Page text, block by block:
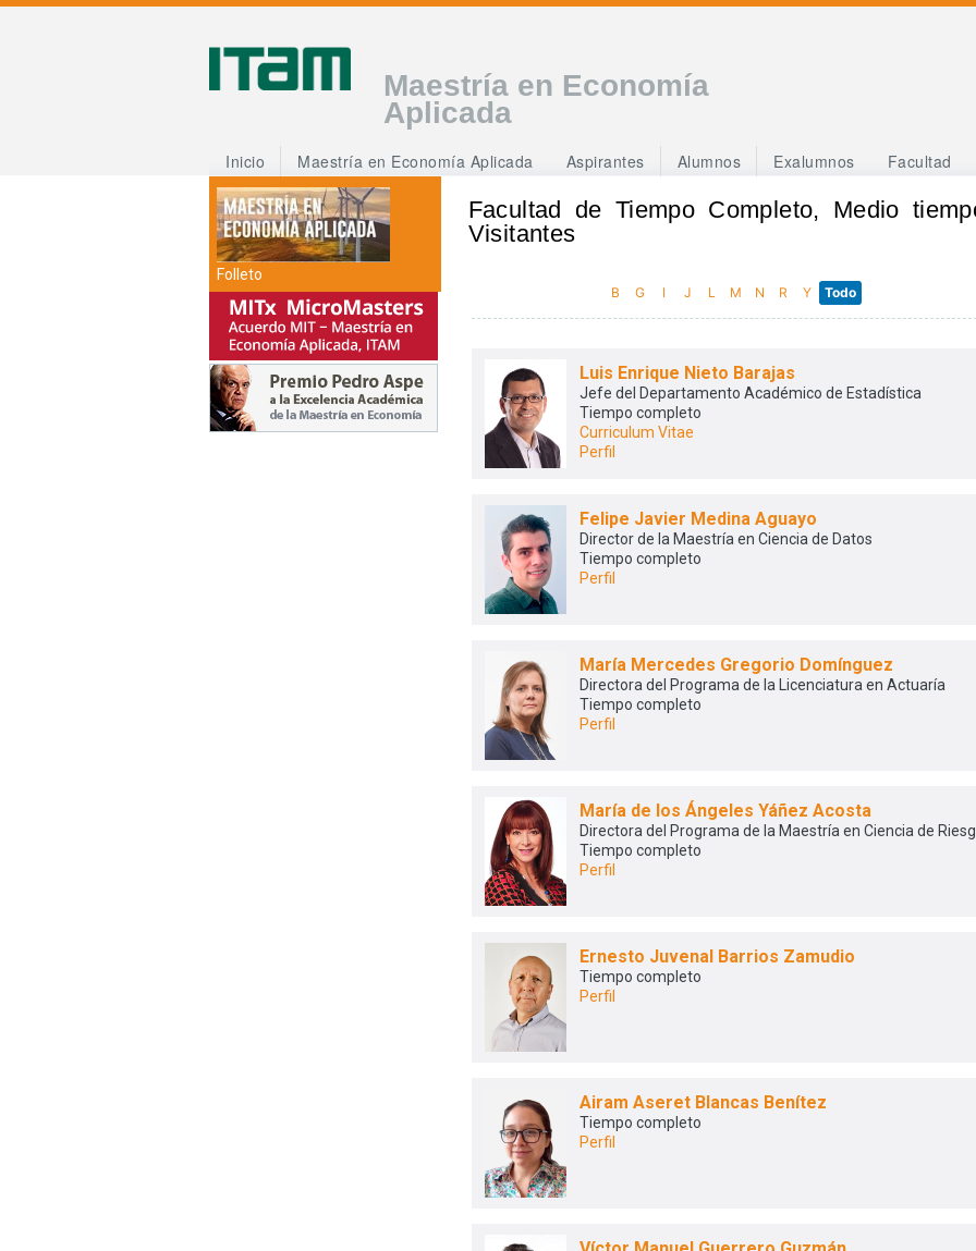
Maestría en Economía
Aplicada
Inicio Maestría en Economía Aplicada Aspirantes Alumnos Exalumnos Facultad
Facultad de Tiempo Completo, Medio
Visitantes
B G I J L M N R Y Todo
Luis Enrique Nieto Barajas
Jefe del Departamento Académico de Estadística
Tiempo completo
Curriculum Vitae
Perfil
Felipe Javier Medina Aguayo
Director de la Maestría en Ciencia de Datos
Tiempo completo
Perfil
María Mercedes Gregorio Domínguez
Directora del Programa de la Licenciatura en Actuaría
Tiempo completo
Perfil
María de los Ángeles Yáñez Acosta
Directora del Programa de la Maestría en Ciencia de
Tiempo completo
Perfil
Ernesto Juvenal Barrios Zamudio
Tiempo completo
Perfil
Airam Aseret Blancas Benítez
Tiempo completo
Perfil
Folleto